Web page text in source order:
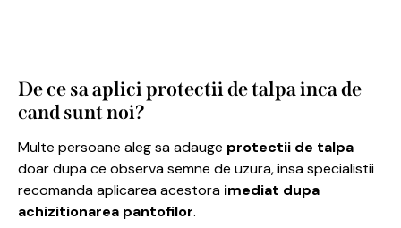
De ce sa aplici protectii de talpa inca de
cand sunt noi?
Multe persoane aleg sa adauge protectii de talpa
doar dupa ce observa semne de uzura, insa specialistii
recomanda aplicarea acestora imediat dupa
achizitionarea pantofilor.